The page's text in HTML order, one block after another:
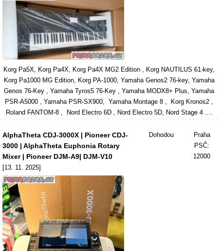
Korg Pa5X, Korg Pa4X, Korg Pa4X MG2 Edition , Korg NAUTILUS 61-key,
Korg Pa1000 MG Edition, Korg PA-1000, Yamaha Genos2 76-key, Yamaha
Genos 76-Key , Yamaha Tyros5 76-Key , Yamaha MODX8+ Plus, Yamaha
PSR-A5000 , Yamaha PSR-SX900, Yamaha Montage 8 , Korg Kronos2 ,
Roland FANTOM-8 , Nord Electro 6D , Nord Electro 5D, Nord Stage 4 ....
AlphaTheta CDJ-3000X | Pioneer CDJ-
3000 | AlphaTheta Euphonia Rotary
Mixer | Pioneer DJM-A9| DJM-V10
[13. 11. 2025]
Dohodou
Praha
PSČ:
12000